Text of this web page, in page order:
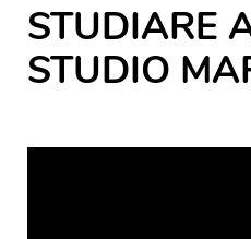
STUDIARE
STUDIO